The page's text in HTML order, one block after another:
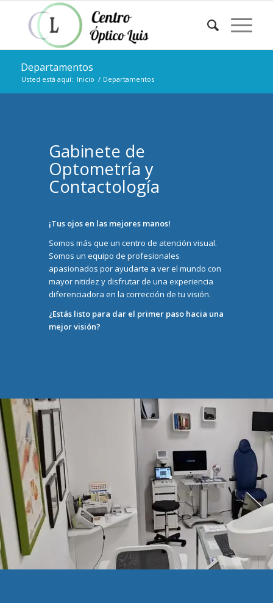
Departamentos
Usted está aquí: Inicio / Departamentos
Gabinete de
Optometría y
Contactología
¡Tus ojos en las mejores manos!
Somos más que un centro de atención visual.
Somos un equipo de profesionales
apasionados por ayudarte a ver el mundo con
mayor nitidez y disfrutar de una experiencia
diferenciadora en la corrección de tu visión.
¿Estás listo para dar el primer paso hacia una
mejor visión?